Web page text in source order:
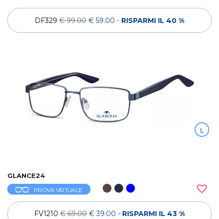
DF329 € 99.00 € 59.00 - RISPARMI IL 40 %
L
GLANCE24
PROVA VIRTUALE
FV1210 € 69.00 € 39.00 - RISPARMI IL 43 %